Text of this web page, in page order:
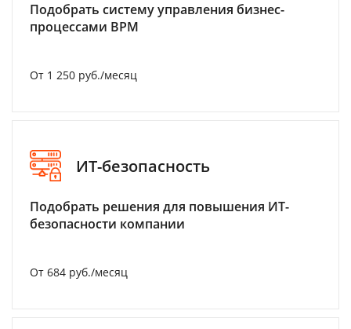
Подобрать систему управления бизнес-
процессами BPM
От 1 250 руб./месяц
ИТ-безопасность
Подобрать решения для повышения ИТ-
безопасности компании
От 684 руб./месяц